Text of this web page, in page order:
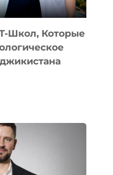
Школ, Которые